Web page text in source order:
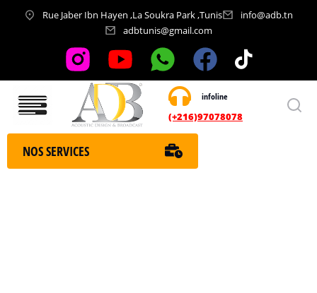
Rue Jaber Ibn Hayen ,La Soukra Park ,Tunis
info@adb.tn
adbtunis@gmail.com
infoline
(+216)97078078
Nos services
NOS SERVICES